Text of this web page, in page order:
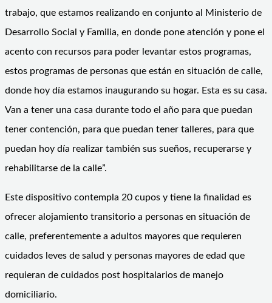
trabajo, que estamos realizando en conjunto al Ministerio de
Desarrollo Social y Familia, en donde pone atención y pone el
acento con recursos para poder levantar estos programas,
estos programas de personas que están en situación de calle,
donde hoy día estamos inaugurando su hogar. Esta es su casa.
Van a tener una casa durante todo el año para que puedan
tener contención, para que puedan tener talleres, para que
puedan hoy día realizar también sus sueños, recuperarse y
rehabilitarse de la calle”.
Este dispositivo contempla 20 cupos y tiene la finalidad es
ofrecer alojamiento transitorio a personas en situación de
calle, preferentemente a adultos mayores que requieren
cuidados leves de salud y personas mayores de edad que
requieran de cuidados post hospitalarios de manejo
domiciliario.